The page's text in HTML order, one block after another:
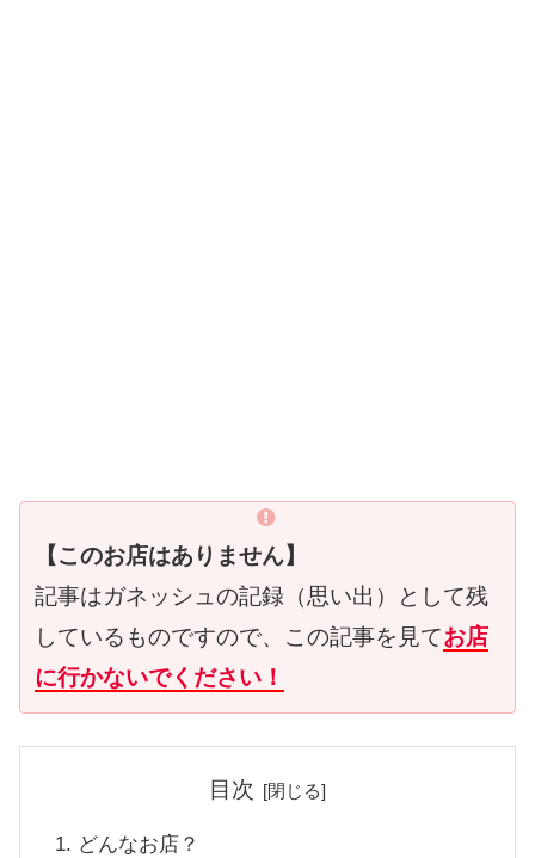
【このお店はありません】
記事はガネッシュの記録（思い出）として残
しているものですので、この記事を見てお店
に行かないでください！
目次
どんなお店？